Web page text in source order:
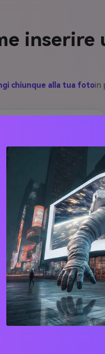
inserire
chiunque alla tua fotoin
AI Aggiungi una
di foto
una persona allo
Nessun download
tutto funziona
online. L'interfaccia è
sia per principianti
creativi.
Nano